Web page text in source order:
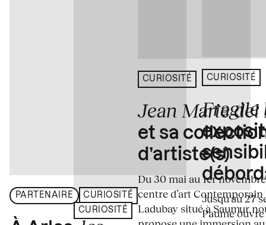
PARTENAIRE CURIOSITÉ
CURIOSITÉ
CURIOSITÉ
Jean Marie del
et sa
d’artiste(s)
Du 30 mai au 1er
centre d’art Contemporain
Ladubay situé à Saumur
CURIOSITÉ
Fragile
Jusqu'au 27
Paume